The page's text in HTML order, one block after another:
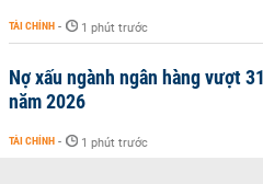
TÀI CHÍNH - 1 phút trước
Nợ xấu ngành ngân hàng vượt
năm 2026
TÀI CHÍNH - 1 phút trước